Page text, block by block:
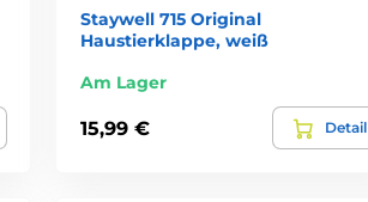
Staywell 715 Original
Haustierklappe, weiß
Am Lager
15,99 € Detail